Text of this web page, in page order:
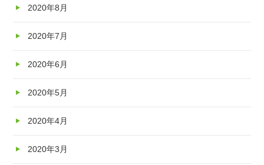
2020年8月
2020年7月
2020年6月
2020年5月
2020年4月
2020年3月